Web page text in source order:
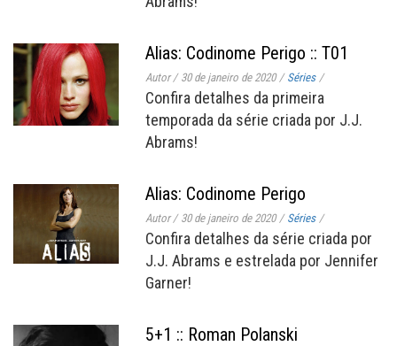
Alias: Codinome Perigo :: T01
Autor/ 30 de janeiro de 2020 / Séries /
Confira detalhes da primeira
temporada da série criada por J.J.
Abrams!
Alias: Codinome Perigo
Autor/ 30 de janeiro de 2020 / Séries /
Confira detalhes da série criada por
J.J. Abrams e estrelada por Jennifer
Garner!
5+1 :: Roman Polanski